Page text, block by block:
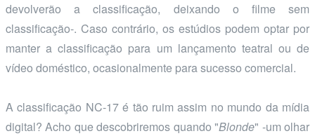
devolverão a classificação, deixando o filme sem
classificação-. Caso contrário, os estúdios podem optar por
manter a classificação para um lançamento teatral ou de
vídeo doméstico, ocasionalmente para sucesso comercial.
A classificação NC-17 é tão ruim assim no mundo da mídia
digital? Acho que descobriremos quando "Blonde" -um olhar